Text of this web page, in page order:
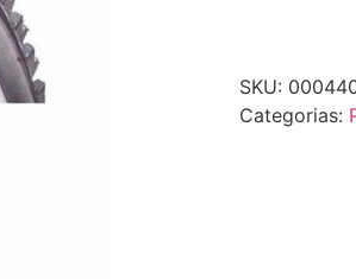
SKU:
Categorias: